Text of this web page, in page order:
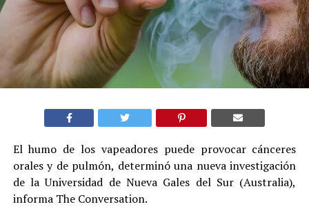
El humo de los vapeadores puede provocar cánceres
orales y de pulmón, determinó una nueva investigación
de la Universidad de Nueva Gales del Sur (Australia),
informa The Conversation.